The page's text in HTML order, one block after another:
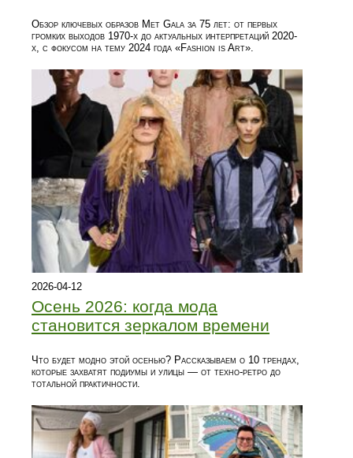
Обзор ключевых образов Met Gala за 75 лет: от первых
громких выходов 1970-х до актуальных интерпретаций 2020-
х, с фокусом на тему 2024 года «Fashion is Art».
2026-04-12
Осень 2026: когда мода
становится зеркалом времени
Что будет модно этой осенью? Рассказываем о 10 трендах,
которые захватят подиумы и улицы — от техно-ретро до
тотальной практичности.